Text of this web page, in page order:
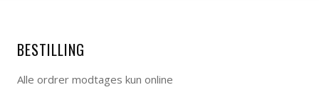
BESTILLING
Alle ordrer modtages kun online